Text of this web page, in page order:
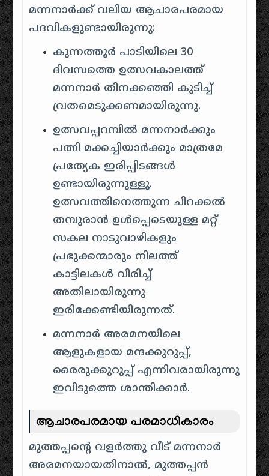
മന്നനാർക്ക് വലിയ ആചാരപരമായ
പദവികളുണ്ടായിരുന്നു:
കുന്നത്തൂർ പാടിയിലെ 30
ദിവസത്തെ ഉത്സവകാലത്ത്
മന്നനാർ തിനക്കഞ്ഞി കുടിച്ച്
വ്രതമെടുക്കണമായിരുന്നു.
ഉത്സവപ്പറമ്പിൽ മന്നനാർക്കും
പത്നി മക്കച്ചിയാർക്കും മാത്രമേ
പ്രത്യേക ഇരിപ്പിടങ്ങൾ
ഉണ്ടായിരുന്നുള്ളൂ.
ഉത്സവത്തിനെത്തുന്ന ചിറക്കൽ
തമ്പുരാൻ ഉൾപ്പെടെയുള്ള മറ്റ്
സകല നാടുവാഴികളും
പ്രഭുക്കന്മാരും നിലത്ത്
കാട്ടിലകൾ വിരിച്ച്
അതിലായിരുന്നു
ഇരിക്കേണ്ടിയിരുന്നത്.
മന്നനാർ അരമനയിലെ
ആളുകളായ മന്ദക്കുറുപ്പ്,
രൈരുക്കുറുപ്പ് എന്നിവരായിരുന്നു
ഇവിടുത്തെ ശാന്തിക്കാർ.
ആചാരപരമായ പരമാധികാരം
മുത്തപ്പന്റെ വളർത്തു വീട് മന്നനാർ
അരമനയായതിനാൽ, മുത്തപ്പൻ